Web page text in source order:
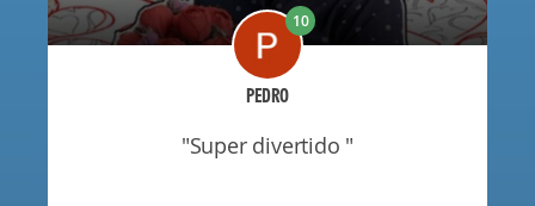
PEDRO
10
"super divertido "